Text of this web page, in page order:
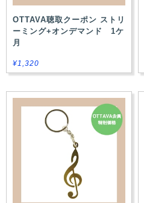
OTTAVA聴取クーポン ストリ
ーミング+オンデマンド 1ケ
月
¥1,320